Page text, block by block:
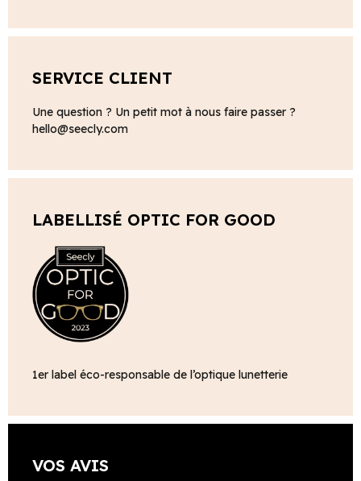
SERVICE CLIENT
Une question ? Un petit mot à nous faire passer ?
hello@seecly.com
LABELLISÉ OPTIC FOR GOOD
1er label éco-responsable de l’optique lunetterie
VOS AVIS